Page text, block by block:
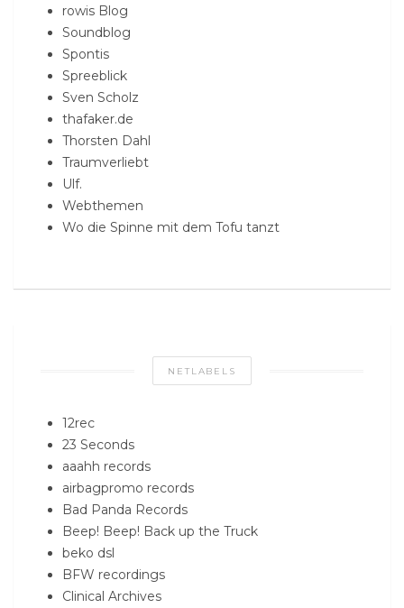
rowis Blog
Soundblog
Spontis
Spreeblick
Sven Scholz
thafaker.de
Thorsten Dahl
Traumverliebt
Ulf.
Webthemen
Wo die Spinne mit dem Tofu tanzt
NETLABELS
12rec
23 Seconds
aaahh records
airbagpromo records
Bad Panda Records
Beep! Beep! Back up the Truck
beko dsl
BFW recordings
Clinical Archives